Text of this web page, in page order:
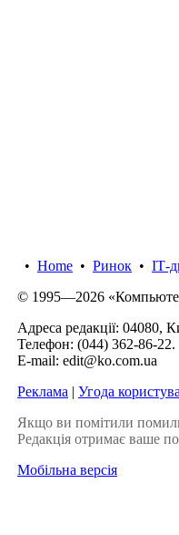
• Home • Ринок • IТ-
© 1995—2026
Адреса редакції: 04080,
Телефон: (044) 362-86-22.
E-mail: edit@ko.com.ua
Реклама | Угода
Якщо ви помітили
Редакція отримає ваше
Мобільна версія